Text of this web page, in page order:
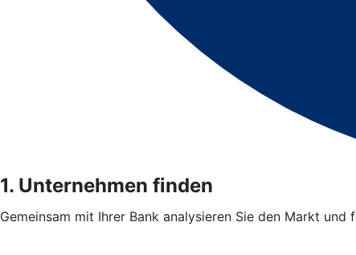
1. Unternehmen finden
Gemeinsam mit Ihrer Bank analysieren Sie den Markt und